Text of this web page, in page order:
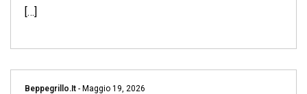
[…]
Beppegrillo.it - Maggio 19, 2026